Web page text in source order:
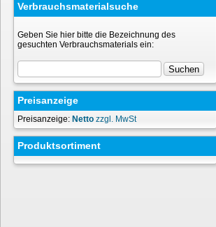
Verbrauchsmaterialsuche
Geben Sie hier bitte die Bezeichnung des
gesuchten Verbrauchsmaterials ein:
Preisanzeige
Preisanzeige: Netto zzgl. MwSt
Produktsortiment